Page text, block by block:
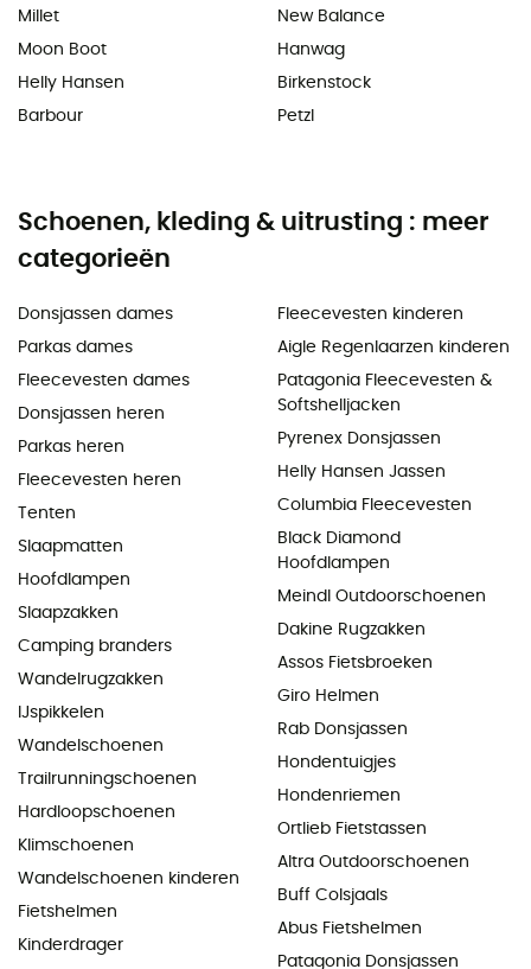
Millet
Moon Boot
Helly Hansen
Barbour
New Balance
Hanwag
Birkenstock
Petzl
Schoenen, kleding & uitrusting : meer
categorieën
Donsjassen dames
Parkas dames
Fleecevesten dames
Donsjassen heren
Parkas heren
Fleecevesten heren
Tenten
Slaapmatten
Hoofdlampen
Slaapzakken
Camping branders
Wandelrugzakken
IJspikkelen
Wandelschoenen
Trailrunningschoenen
Hardloopschoenen
Klimschoenen
Wandelschoenen kinderen
Fietshelmen
Kinderdrager
Fleecevesten kinderen
Aigle Regenlaarzen kinderen
Patagonia Fleecevesten &
Softshelljacken
Pyrenex Donsjassen
Helly Hansen Jassen
Columbia Fleecevesten
Black Diamond
Hoofdlampen
Meindl Outdoorschoenen
Dakine Rugzakken
Assos Fietsbroeken
Giro Helmen
Rab Donsjassen
Hondentuigjes
Hondenriemen
Ortlieb Fietstassen
Altra Outdoorschoenen
Buff Colsjaals
Abus Fietshelmen
Patagonia Donsjassen